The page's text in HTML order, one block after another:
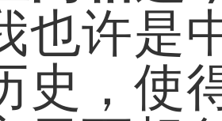
也许是
史，使